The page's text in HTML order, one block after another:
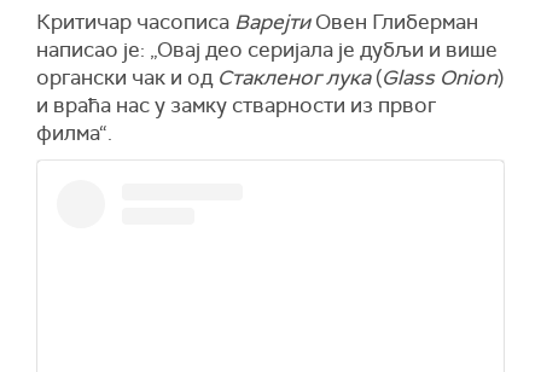
Критичар часописа ВарејтиОвен Глиберман
написао је: „Овај део серијала је дубљи и више
органски чак и од Стакленог лука(Glass Onion)
и враћа нас у замку стварности из првог
филма“.